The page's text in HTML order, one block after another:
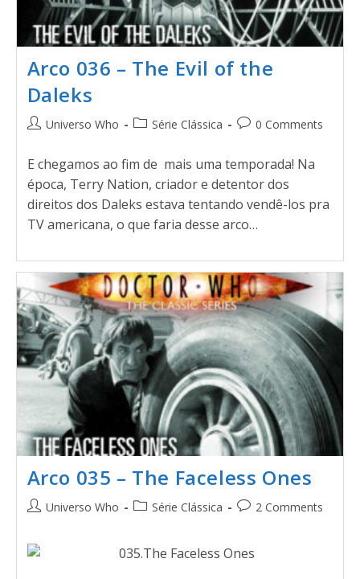
Arco 036 – The Evil of the
Daleks
Universo Who Série Clássica 0 Comments
E chegamos ao fim de mais uma temporada! Na
época, Terry Nation, criador e detentor dos
direitos dos Daleks estava tentando vendê-los pra
TV americana, o que faria desse arco…
Arco 035 – The Faceless Ones
Universo Who Série Clássica 2 Comments